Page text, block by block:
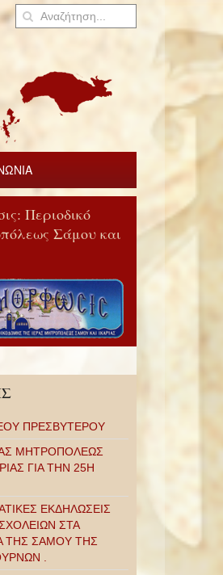
Περιοδικό
Σάμου και
ΠΡΕΣΒΥΤΕΡΟΥ
ΜΗΤΡΟΠΟΛΕΩΣ
ΓΙΑ ΤΗΝ 25Η
ΕΚΔΗΛΩΣΕΙΣ
ΣΤΑ
ΤΗΣ ΣΑΜΟΥ ΤΗΣ
.